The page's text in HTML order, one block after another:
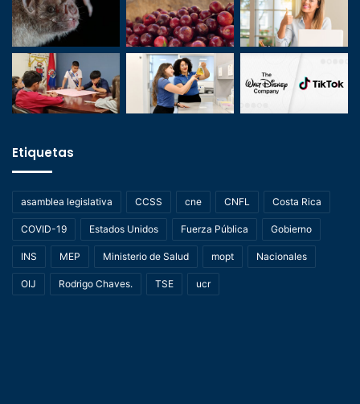
Etiquetas
asamblea legislativa CCSS cne CNFL Costa Rica
COVID-19 Estados Unidos Fuerza Pública Gobierno
INS MEP Ministerio de Salud mopt Nacionales
OIJ Rodrigo Chaves. TSE ucr